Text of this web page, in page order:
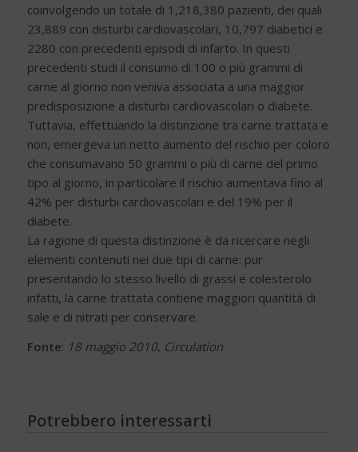
coinvolgendo un totale di 1,218,380 pazienti, dei quali
23,889 con disturbi cardiovascolari, 10,797 diabetici e
2280 con precedenti episodi di infarto. In questi
precedenti studi il consumo di 100 o più grammi di
carne al giorno non veniva associata a una maggior
predisposizione a disturbi cardiovascolari o diabete.
Tuttavia, effettuando la distinzione tra carne trattata e
non, emergeva un netto aumento del rischio per coloro
che consumavano 50 grammi o più di carne del primo
tipo al giorno, in particolare il rischio aumentava fino al
42% per disturbi cardiovascolari e del 19% per il
diabete.
La ragione di questa distinzione è da ricercare negli
elementi contenuti nei due tipi di carne: pur
presentando lo stesso livello di grassi e colesterolo
infatti, la carne trattata contiene maggiori quantità di
sale e di nitrati per conservare.
Fonte: 18 maggio 2010, Circulation
Potrebbero interessarti